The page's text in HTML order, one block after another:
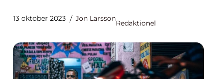
13 oktober 2023 Jon Larsson
Redaktionel